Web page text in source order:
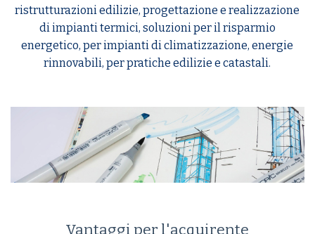
ristrutturazioni edilizie, progettazione e realizzazione
di impianti termici, soluzioni per il risparmio
energetico, per impianti di climatizzazione, energie
rinnovabili, per pratiche edilizie e catastali.
Vantaggi per l'acquirente